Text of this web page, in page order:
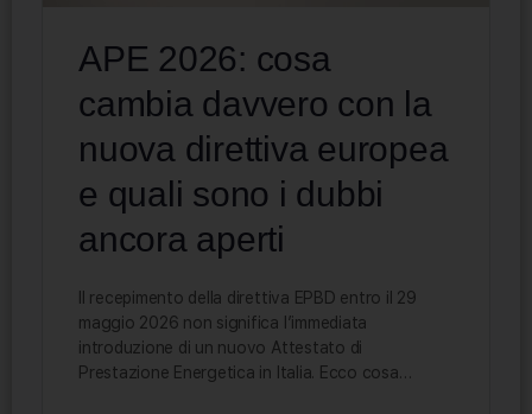
APE 2026: cosa
cambia davvero con la
nuova direttiva europea
e quali sono i dubbi
ancora aperti
Il recepimento della direttiva EPBD entro il 29
maggio 2026 non significa l’immediata
introduzione di un nuovo Attestato di
Prestazione Energetica in Italia. Ecco cosa…